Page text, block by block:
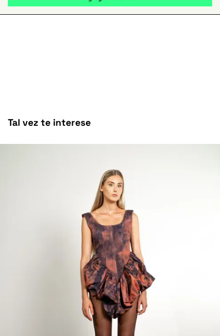
Tal vez te interese